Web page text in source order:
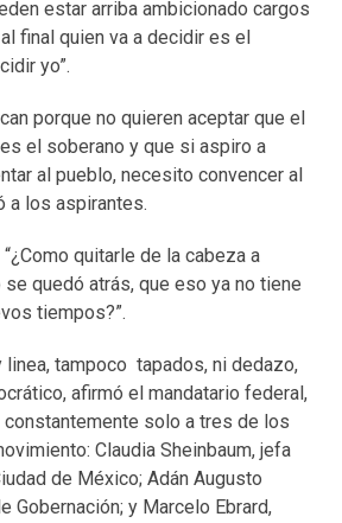
estar arriba ambicionado cargos
final quien va a decidir es el
yo”.
porque no quieren aceptar que el
el soberano y que si aspiro a
al pueblo, necesito convencer al
a los aspirantes.
quitarle de la cabeza a
quedó atrás, que eso ya no tiene
tiempos?”.
linea, tampoco tapados, ni dedazo,
afirmó el mandatario federal,
constantemente solo a tres de los
Claudia Sheinbaum, jefa
de México; Adán Augusto
Gobernación; y Marcelo Ebrard,